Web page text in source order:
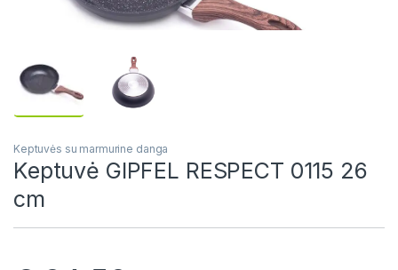
Keptuvės su marmurine danga
Keptuvė GIPFEL RESPECT 0115 26
cm